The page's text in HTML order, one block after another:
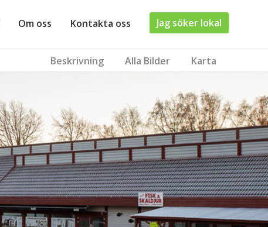
Om oss Kontakta oss Jag söker lokal
Beskrivning Alla Bilder Karta